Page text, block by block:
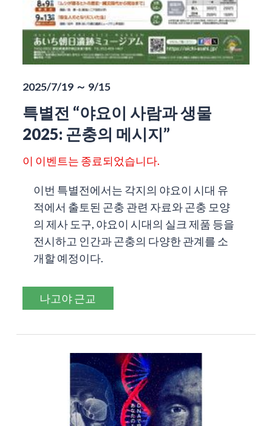
2025/7/19 ～ 9/15
특별전 “야요이 사람과 생물
2025: 곤충의 메시지”
이 이벤트는 종료되었습니다.
이번 특별전에서는 각지의 야요이 시대 유
적에서 출토된 곤충 관련 자료와 곤충 모양
의 제사 도구, 야요이 시대의 실크 제품 등을
전시하고 인간과 곤충의 다양한 관계를 소
개할 예정이다.
나고야 근교